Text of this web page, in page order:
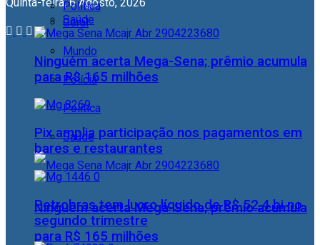
Geral
Mundo
Polícia
Política
Saúde
Ninguém acerta Mega-Sena; prêmio acumula
para R$ 165 milhões
Política
Saúde
Ninguém acerta Mega-Sena; prêmio acumula
para R$ 165 milhões
Pix amplia participação nos pagamentos em
bares e restaurantes
Petrobras tem lucro líquido de R$ 52,4 bi no
segundo trimestre